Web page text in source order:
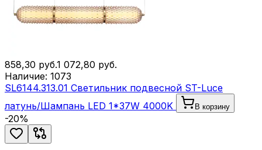
858,30 руб.1 072,80 руб.
Наличие: 1073
SL6144.313.01 Светильник подвесной ST-Luce
латунь/Шампань LED 1*37W 4000K
В корзину
-20%